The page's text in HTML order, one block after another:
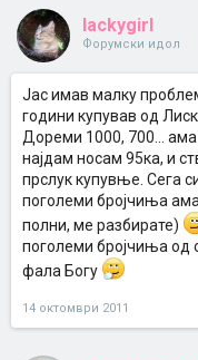
lackygirl
Форумски идол
Јас имав малку
години купував од
Дореми 1000, 700...
најдам носам 95ка, и
прслук купувње. Сега
поголеми бројчиња
полни, ме разбирате)
поголеми бројчиња од
фала Богу
14 октомври 2011